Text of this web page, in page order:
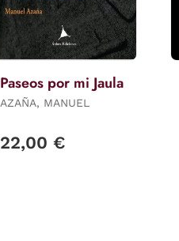
Paseos por mi Jaula
AZAÑA, MANUEL
22,00 €